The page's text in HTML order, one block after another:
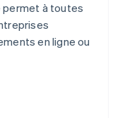
permet à toutes
en ligne ou